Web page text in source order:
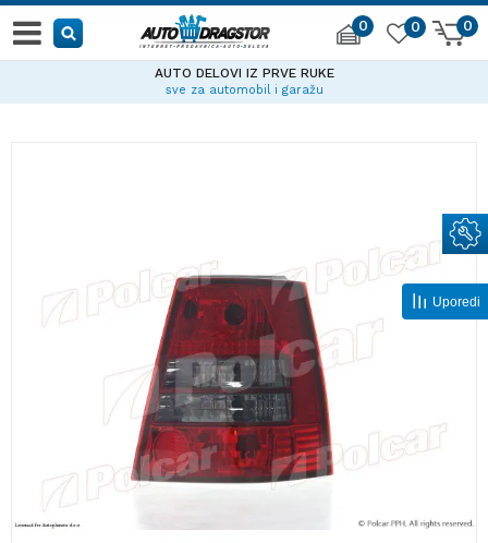
0 0
0
AUTO DELOVI IZ PRVE RUKE
sve za automobil i garažu
Uporedi